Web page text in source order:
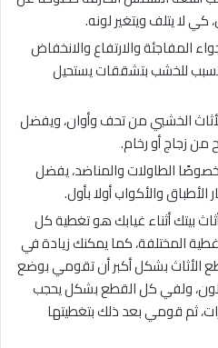
كي لا يتلف ويتغير لونه.
المفاجئة والارتفاع والانخفاض
للخشب بتشققات يستحيل
الخشبي من تحف وأوان، ويفضل
من زجاج أو رخام.
الطاولات والمناضد، يفضل
والأكواب أولا بأول.
بيتك أثناء غيابك هو تغطية كل
المختلفة، كما يمكنك زيادة في
الأثاث بشكل أكبر أن تقومي بوضع
ولفي كل القطع بشكل يحجب
ثم قومي بعد ذلك بتغطيتها